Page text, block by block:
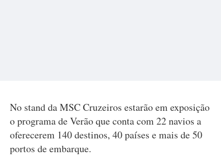
No stand da MSC Cruzeiros estarão em exposição
o programa de Verão que conta com 22 navios a
oferecerem 140 destinos, 40 países e mais de 50
portos de embarque.